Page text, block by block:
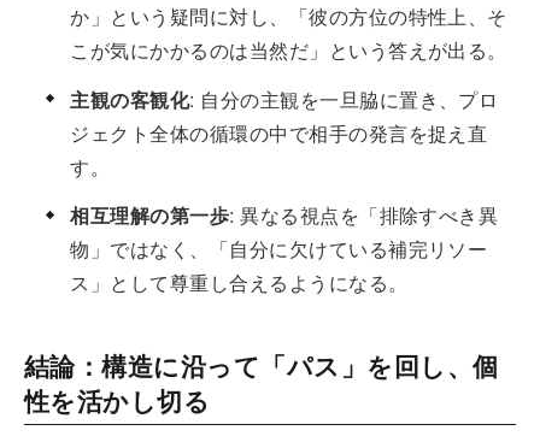
か」という疑問に対し、「彼の方位の特性上、そ
こが気にかかるのは当然だ」という答えが出る。
主観の客観化: 自分の主観を一旦脇に置き、プロ
ジェクト全体の循環の中で相手の発言を捉え直
す。
相互理解の第一歩: 異なる視点を「排除すべき異
物」ではなく、「自分に欠けている補完リソー
ス」として尊重し合えるようになる。
結論：構造に沿って「パス」を回し、個
性を活かし切る